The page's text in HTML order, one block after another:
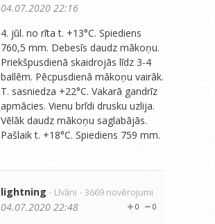
04.07.2020 22:16
4. jūl. no rīta t. +13°C. Spiediens
760,5 mm. Debesīs daudz mākoņu.
Priekšpusdienā skaidrojās līdz 3-4
ballēm. Pēcpusdienā mākoņu vairāk.
T. sasniedza +22°C. Vakarā gandrīz
apmācies. Vienu brīdi drusku uzlija.
Vēlāk daudz mākoņu saglabājās.
Pašlaik t. +18°C. Spiediens 759 mm.
lightning - Līvāni - 3669 novērojumi
0
0
04.07.2020 22:48